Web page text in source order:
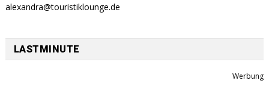
alexandra@touristiklounge.de
LASTMINUTE
Werbung